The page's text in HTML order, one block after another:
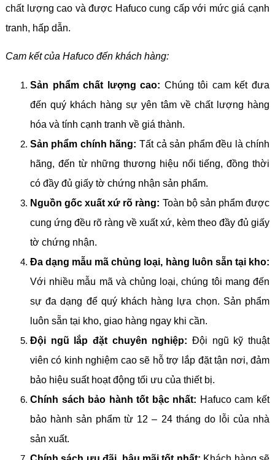
chất lượng cao và được Hafuco cung cấp với mức giá cạnh
tranh, hấp dẫn.
Cam kết của Hafuco đến khách hàng:
Sản phẩm chất lượng cao: Chúng tôi cam kết đưa
đến quý khách hàng sự yên tâm về chất lượng hàng
hóa và tính cạnh tranh về giá thành.
Sản phẩm chính hãng: Tất cả sản phẩm đều là chính
hãng, đến từ những thương hiệu nổi tiếng, đồng thời
có đầy đủ giấy tờ chứng nhận sản phẩm.
Nguồn gốc xuất xứ rõ ràng: Toàn bộ sản phẩm được
cung ứng đều rõ ràng về xuất xứ, kèm theo đầy đủ giấy
tờ chứng nhận.
Đa dạng mẫu mã chủng loại, hàng luôn sẵn tại kho:
Với nhiều mẫu mã và chủng loại, chúng tôi mang đến
sự đa dạng để quý khách hàng lựa chọn. Sản phẩm
luôn sẵn tại kho, giao hàng ngay khi cần.
Đội ngũ lắp đặt chuyên nghiệp: Đội ngũ kỹ thuật
viên có kinh nghiệm cao sẽ hỗ trợ lắp đặt tận nơi, đảm
bảo hiệu suất hoạt động tối ưu của thiết bị.
Chính sách bảo hành tốt bậc nhất: Hafuco cam kết
bảo hành sản phẩm từ 12 – 24 tháng do lỗi của nhà
sản xuất.